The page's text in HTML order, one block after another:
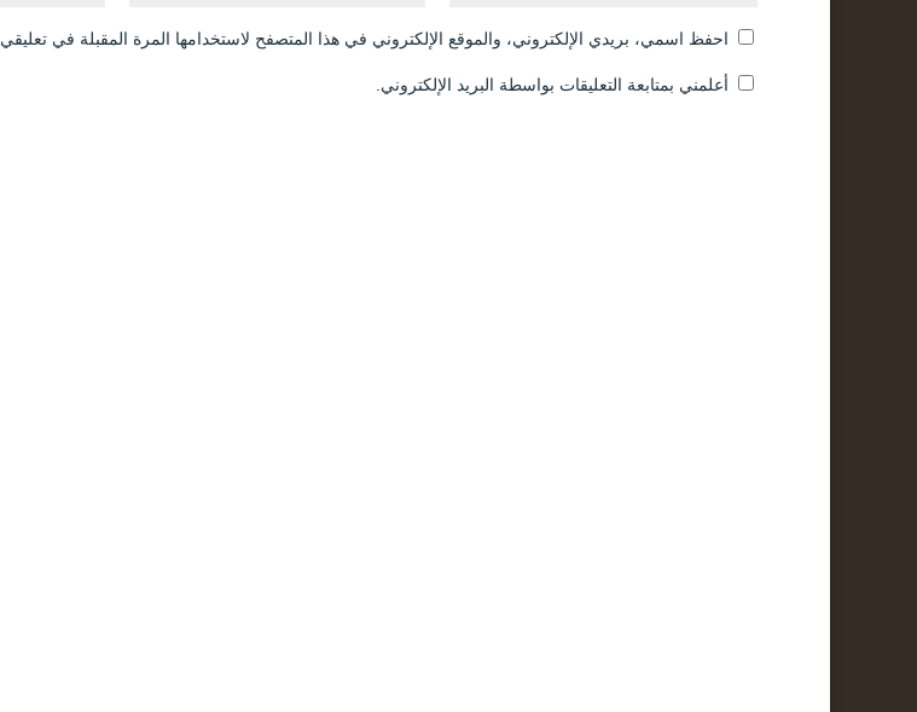
احفظ اسمي، بريدي الإلكتروني، والموقع الإلكتروني في هذا المتصفح لاستخدامها المرة المقبلة في تعليقي.
أعلمني بمتابعة التعليقات بواسطة البريد الإلكتروني.